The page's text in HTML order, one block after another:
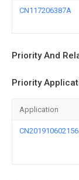
CN117206387A
Priority And
Priority
Application